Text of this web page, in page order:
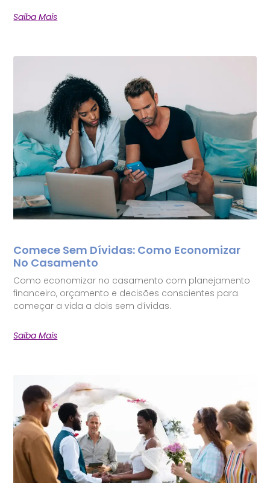
Saiba Mais
Comece Sem Dívidas: Como Economizar
No Casamento
Como economizar no casamento com planejamento
financeiro, orçamento e decisões conscientes para
começar a vida a dois sem dívidas.
Saiba Mais